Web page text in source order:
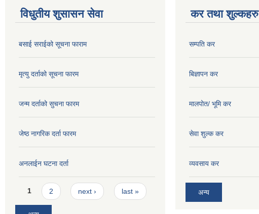
विधुतीय शुसासन सेवा
बसाई सराईको सूचना फाराम
मृत्यु दर्ताको सूचना फारम
जन्म दर्ताको सुचना फारम
जेष्ठ नागरिक दर्ता फारम
अनलाईन घटना दर्ता
Pages
1 2 next › last »
कर तथा शुल्कहरु
सम्पति कर
बिज्ञापन कर
मालपोत/ भूमि कर
सेवा शुल्क कर
व्यवसाय कर
अन्य